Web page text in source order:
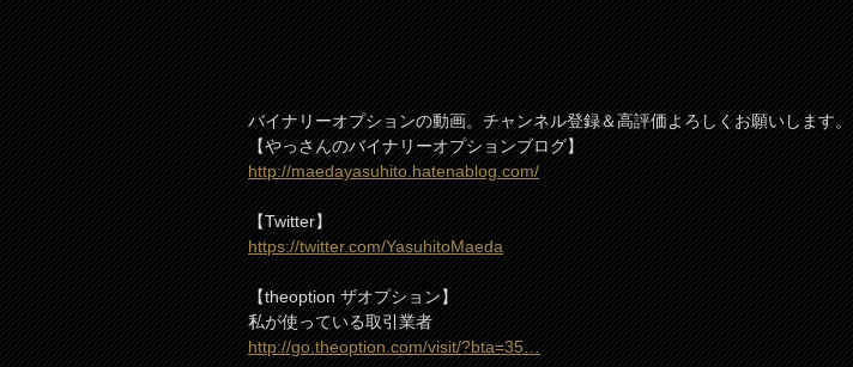
バイナリーオプションの動画。チャンネル登録＆高評価よろしくお願いします。
【やっさんのバイナリーオプションブログ】
http://maedayasuhito.hatenablog.com/
【Twitter】
https://twitter.com/YasuhitoMaeda
【theoption ザオプション】
私が使っている取引業者
http://go.theoption.com/visit/?bta=35…